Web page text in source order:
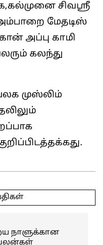
சிவஸ்ரீ
மேதடிஸ்
அப்பு காமி
கலந்து
முஸ்லிம்
நாளுக்கான
பலன்கள்